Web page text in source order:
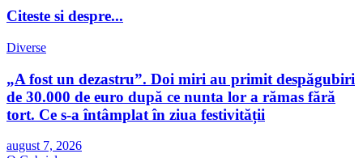
Citeste si despre...
Diverse
„A fost un dezastru”. Doi miri au primit despăgubiri
de 30.000 de euro după ce nunta lor a rămas fără
tort. Ce s-a întâmplat în ziua festivității
august 7, 2026